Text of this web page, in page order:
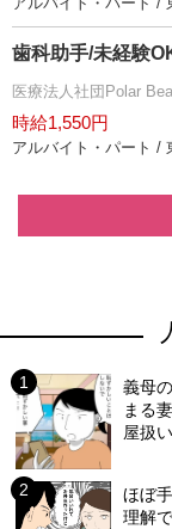
歯科助手/未経験
医療法人社団Polar
時給1,550円
アルバイト・パート /
義母
まる
屋扱
ほぼ
理解